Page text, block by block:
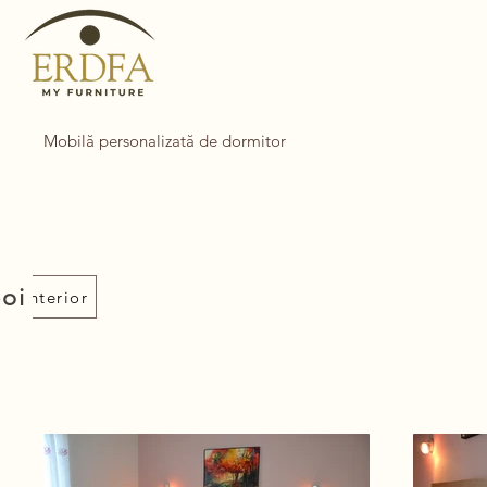
anterior
anterior
Mobilă personalizată de dormitor